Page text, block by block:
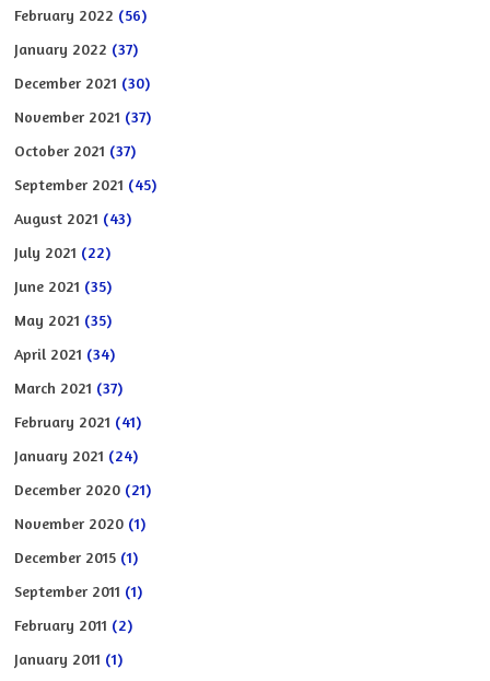
February 2022 (56)
January 2022 (37)
December 2021 (30)
November 2021 (37)
October 2021 (37)
September 2021 (45)
August 2021 (43)
July 2021 (22)
June 2021 (35)
May 2021 (35)
April 2021 (34)
March 2021 (37)
February 2021 (41)
January 2021 (24)
December 2020 (21)
November 2020 (1)
December 2015 (1)
September 2011 (1)
February 2011 (2)
January 2011 (1)